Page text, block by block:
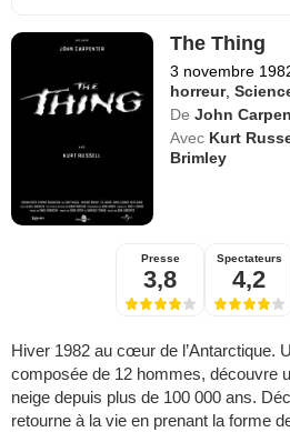
The Thing
3 novembre
horreur,
De John
Avec Kurt
Brimley
Presse
3,8
Spectateurs
4,2
Hiver 1982 au cœur de l’Antarctique.
composée de 12 hommes, découvre
neige depuis plus de 100 000 ans.
retourne à la vie en prenant la forme